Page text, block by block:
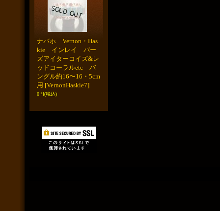
ナバホ Vernon・Has
kie インレイ バー
ズアイターコイズ&レ
ッドコーラルetc バ
ングル約16〜16・5cm
用 [VernonHaskie7]
0円(税込)